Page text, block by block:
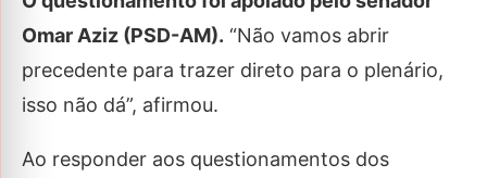
Omar Aziz (PSD-AM). “Não vamos abrir
precedente para trazer direto para o plenário,
isso não dá”, afirmou.
Ao responder aos questionamentos dos